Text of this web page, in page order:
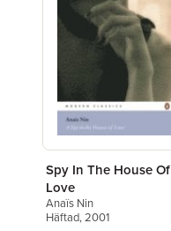
Spy In The House Of
Love
Anaïs Nin
Häftad, 2001